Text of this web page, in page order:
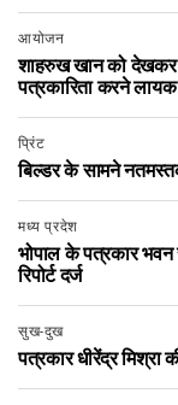
आयोजन
शाहरुख खान को देखकर
पत्रकारिता करने
प्रिंट
बिल्डर के सामने
मध्य प्रदेश
भोपाल के पत्रकार भवन
रिपोर्ट दर्ज
सुख-दुख
पत्रकार धीरेंद्र मिश्रा